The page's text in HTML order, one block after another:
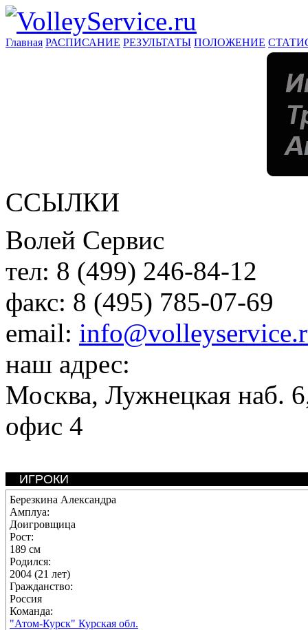
Главная РАСПИСАНИЕ РЕЗУЛЬТАТЫ ПОЛОЖЕНИЕ
ССЫЛКИ
Волей Сервис
тел: 8 (499) 246-84-12
факс: 8 (495) 785-07-69
email:
наш адрес:
Москва, Лужнецкая наб.
офис 4
ИГРОКИ
Березкина Александра
Амплуа:
Доигровщица
Рост:
189 см
Родился:
2004 (21 лет)
Гражданство:
Россия
Команда:
"Атом-Курск" Курская обл.